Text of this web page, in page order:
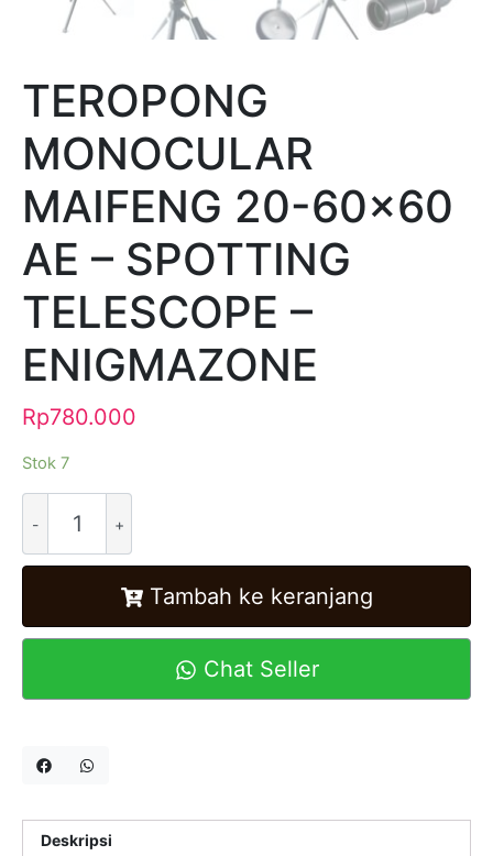
TEROPONG
MONOCULAR
MAIFENG 20-60×60
AE – SPOTTING
TELESCOPE –
ENIGMAZONE
Rp780.000
Stok 7
Tambah ke keranjang
Chat Seller
Deskripsi